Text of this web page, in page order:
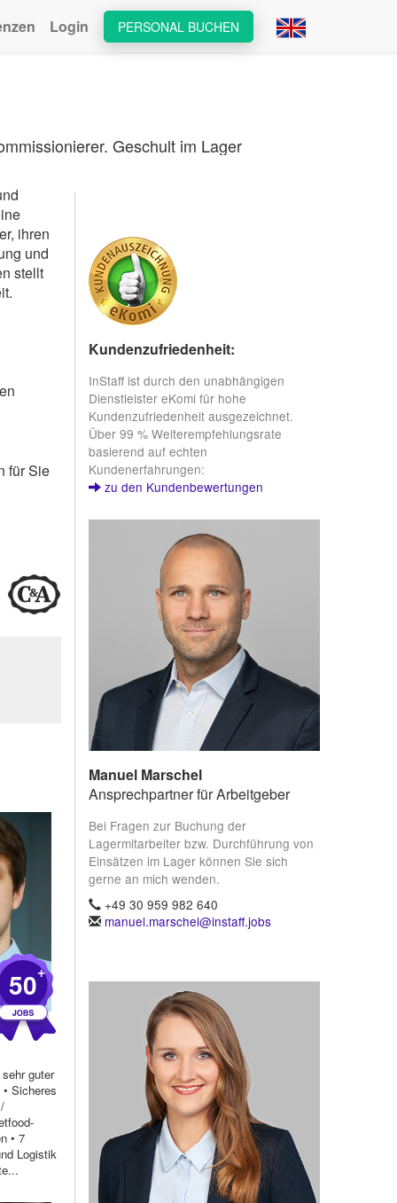
PERSONAL BUCHEN
Login
Geschult im Lager
ihren
und
stellt
für Sie
50+
guter
Sicheres
• 7
Logistik
Kundenzufriedenheit:
InStaff ist durch den unabhängigen
Dienstleister eKomi für hohe
Kundenzufriedenheit ausgezeichnet.
Über 99 % Weiterempfehlungsrate
basierend auf echten
Kundenerfahrungen:
zu den Kundenbewertungen
Manuel Marschel
Ansprechpartner für Arbeitgeber
Bei Fragen zur Buchung der
Lagermitarbeiter bzw. Durchführung von
Einsätzen im Lager können Sie sich
gerne an mich wenden.
+49 30 959 982 640
manuel.marschel@instaff.jobs